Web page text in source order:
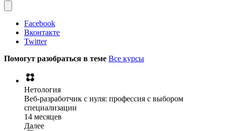
Facebook
Вконтакте
Twitter
Помогут разобраться в теме Все курсы
Нетология
Веб-разработчик с нуля: профессия с выбором
специализации
14 месяцев
Далее